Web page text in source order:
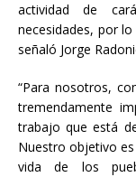
actividad de
necesidades, por
señaló Jorge
“Para nosotros,
tremendamente
trabajo que está
Nuestro objetivo
vida de los